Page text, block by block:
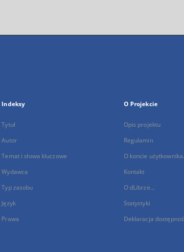
Indeksy
Tytuł
Autor
Temat i słowa kluczowe
Wydawca
Typ zasobu
Język
Prawa
O Projekcie
Opis projektu
Regulamin
O koncie
Kontakt
O dLibrze...
Statystyki
Deklaracja